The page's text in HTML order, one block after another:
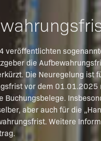
veröffentlichten
die
Die Neuregelung ist
vor dem 01.01.2025
Buchungsbelege.
aber auch für die
Weitere